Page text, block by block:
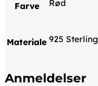
Farve Rød
Materiale 925
Anmeldelser